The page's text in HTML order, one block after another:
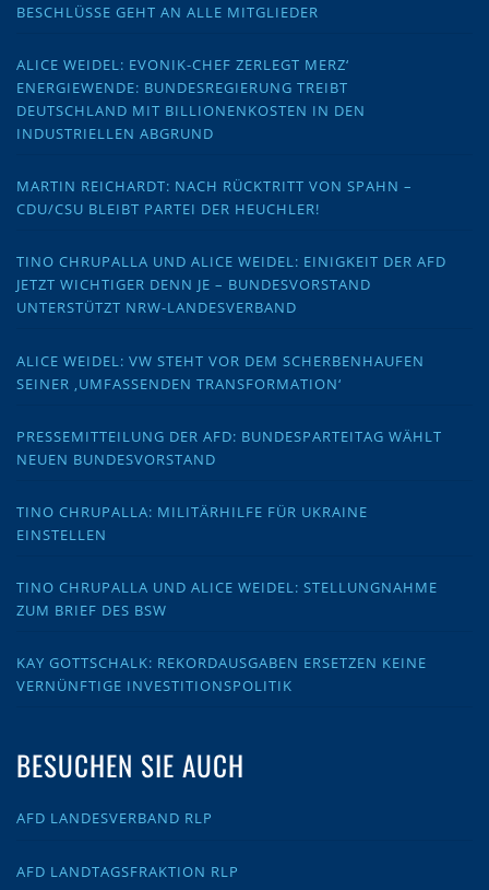
BESCHLÜSSE GEHT AN ALLE MITGLIEDER
ALICE WEIDEL: EVONIK-CHEF ZERLEGT MERZ‘
ENERGIEWENDE: BUNDESREGIERUNG TREIBT
DEUTSCHLAND MIT BILLIONENKOSTEN IN DEN
INDUSTRIELLEN ABGRUND
MARTIN REICHARDT: NACH RÜCKTRITT VON SPAHN –
CDU/CSU BLEIBT PARTEI DER HEUCHLER!
TINO CHRUPALLA UND ALICE WEIDEL: EINIGKEIT DER AFD
JETZT WICHTIGER DENN JE – BUNDESVORSTAND
UNTERSTÜTZT NRW-LANDESVERBAND
ALICE WEIDEL: VW STEHT VOR DEM SCHERBENHAUFEN
SEINER ‚UMFASSENDEN TRANSFORMATION‘
PRESSEMITTEILUNG DER AFD: BUNDESPARTEITAG WÄHLT
NEUEN BUNDESVORSTAND
TINO CHRUPALLA: MILITÄRHILFE FÜR UKRAINE
EINSTELLEN
TINO CHRUPALLA UND ALICE WEIDEL: STELLUNGNAHME
ZUM BRIEF DES BSW
KAY GOTTSCHALK: REKORDAUSGABEN ERSETZEN KEINE
VERNÜNFTIGE INVESTITIONSPOLITIK
BESUCHEN SIE AUCH
AFD LANDESVERBAND RLP
AFD LANDTAGSFRAKTION RLP